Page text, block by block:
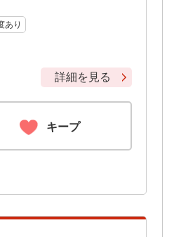
あり
詳細を見る
キープ